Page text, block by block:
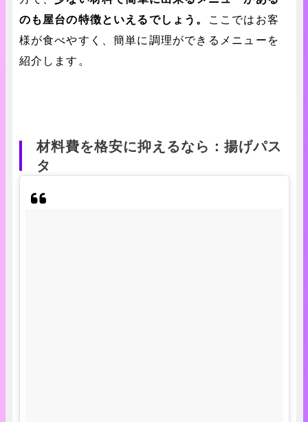
のも屋台の特徴といえるでしょう。
ここではお客
様が食べやすく、簡単に調理ができるメニューを
紹介します。
材料費を格安に抑えるなら：揚げパス
タ